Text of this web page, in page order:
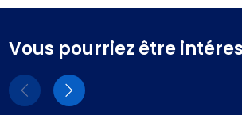
Vous pourriez être
ElémentsEléments